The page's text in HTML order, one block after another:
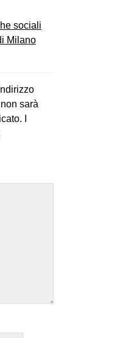
sociali
Milano
sarà